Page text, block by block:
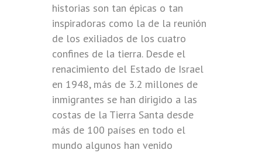
historias son tan épicas o tan
inspiradoras como la de la reunión
de los exiliados de los cuatro
confines de la tierra. Desde el
renacimiento del Estado de Israel
en 1948, más de 3.2 millones de
inmigrantes se han dirigido a las
costas de la Tierra Santa desde
más de 100 países en todo el
mundo algunos han venido